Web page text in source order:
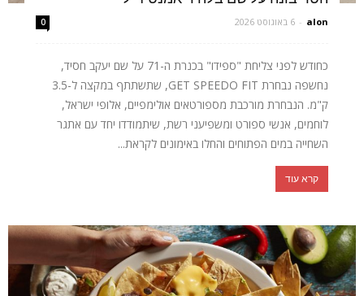
alon
- 6 באוגוסט 2026 0
כחודש לפני צליחת "ספידו" בכנרת ה-71 על שם יעקב חסיד,
נחשפה נבחרת GET SPEEDO FIT, שתשתתף במקצה ל-3.5
ק"מ. הנבחרת מורכבת מספורטאים אולימפיים, אלופי ישראל,
לוחמים, אנשי ספורט ומשפיעני רשת, שיתמודדו יחד עם אתגר
השחייה במים הפתוחים והחלו באימונים לקראת...
קרא עוד